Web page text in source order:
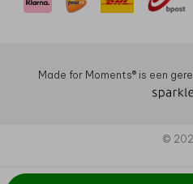
Made for Moments®️ is een
©